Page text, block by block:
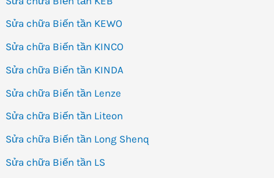
Sửa chữa Biến tần KEWO
Sửa chữa Biến tần KINCO
Sửa chữa Biến tần KINDA
Sửa chữa Biến tần Lenze
Sửa chữa Biến tần Liteon
Sửa chữa Biến tần Long Shenq
Sửa chữa Biến tần LS